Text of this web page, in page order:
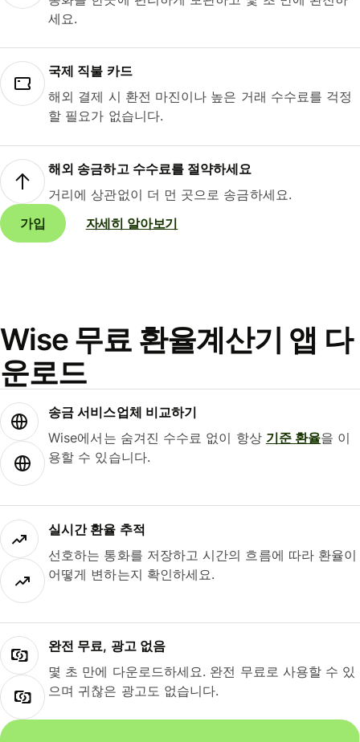
세요.
국제 직불 카드
해외 결제 시 환전 마진이나 높은 거래 수수료를 걱정
할 필요가 없습니다.
해외 송금하고 수수료를 절약하세요
거리에 상관없이 더 먼 곳으로 송금하세요.
가입
자세히 알아보기
Wise 무료 환율계산기 앱 다
운로드
송금 서비스업체 비교하기
Wise에서는 숨겨진 수수료 없이 항상 기준 환율을 이
용할 수 있습니다.
실시간 환율 추적
선호하는 통화를 저장하고 시간의 흐름에 따라 환율이
어떻게 변하는지 확인하세요.
완전 무료, 광고 없음
몇 초 만에 다운로드하세요. 완전 무료로 사용할 수 있
으며 귀찮은 광고도 없습니다.